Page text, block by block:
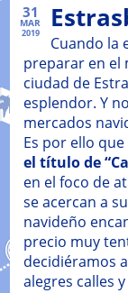
31
MAR
2019
Cuando la
preparar en el
ciudad de
esplendor. Y
mercados
Es por ello que
el título de
en el foco de
se acercan a
navideño
precio muy
decidiéramos
alegres calles